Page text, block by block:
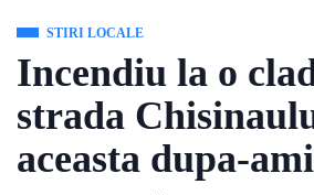
STIRI LOCALE
Incendiu la o
strada
aceasta dupa-